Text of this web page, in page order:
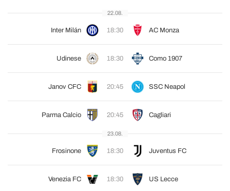
22.08.
Inter Milán 18:30 AC Monza
Udinese 18:30 Como 1907
Janov CFC 20:45 SSC Neapol
Parma Calcio 20:45 Cagliari
23.08.
Frosinone 18:30 Juventus FC
Venezia FC 18:30 US Lecce